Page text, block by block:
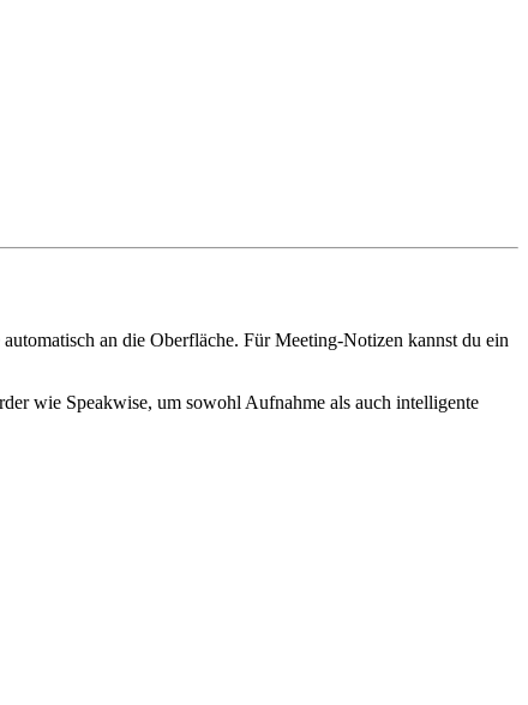
an die Oberfläche. Für Meeting-Notizen kannst du ein
wie Speakwise, um sowohl Aufnahme als auch intelligente